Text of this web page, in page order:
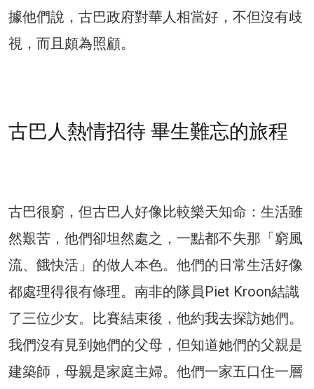
據他們說，古巴政府對華人相當好，不但沒有歧
視，而且頗為照顧。
古巴人熱情招待 畢生難忘的旅程
古巴很窮，但古巴人好像比較樂天知命：生活雖
然艱苦，他們卻坦然處之，一點都不失那「窮風
流、餓快活」的做人本色。他們的日常生活好像
都處理得很有條理。南非的隊員Piet Kroon結識
了三位少女。比賽結束後，他約我去探訪她們。
我們沒有見到她們的父母，但知道她們的父親是
建築師，母親是家庭主婦。他們一家五口住一層